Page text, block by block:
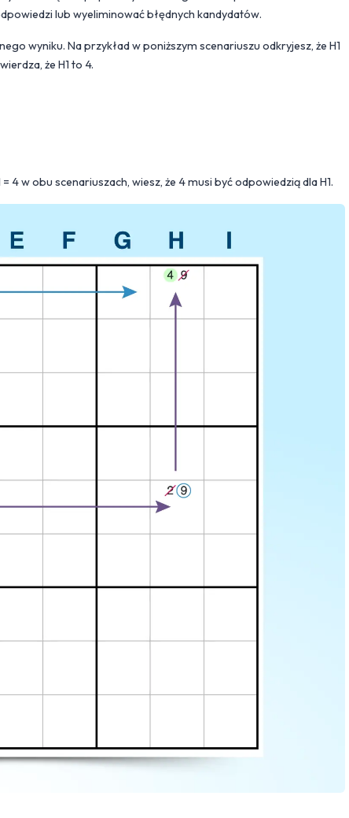
lub wyeliminować błędnych kandydatów.
wyniku. Na przykład w poniższym scenariuszu odkryjesz, że H1
że H1 to 4.
4 w obu scenariuszach, wiesz, że 4 musi być odpowiedzią dla H1.